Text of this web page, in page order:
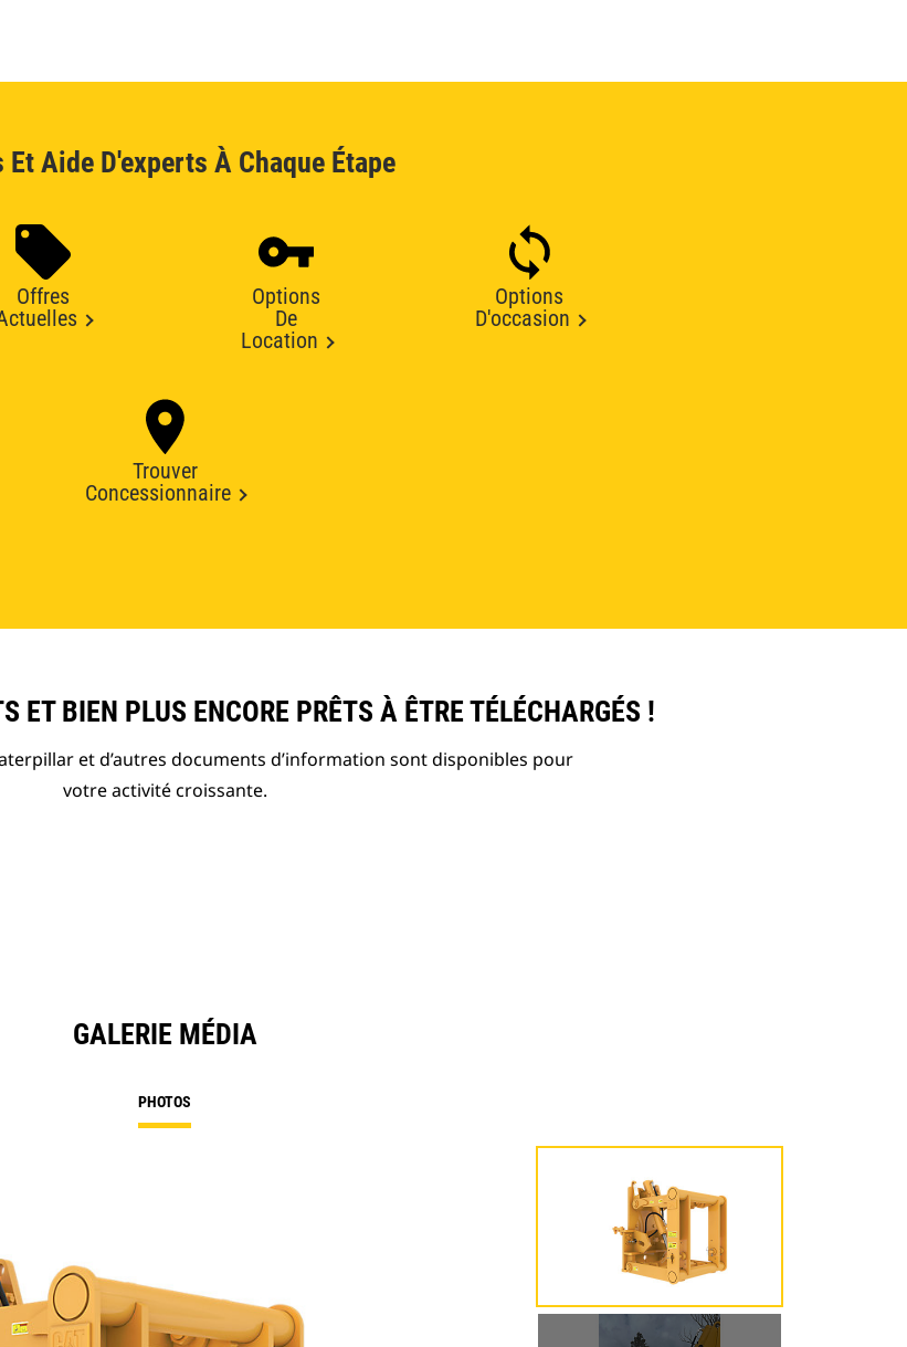
Et Aide D'experts À Chaque Étape
Offres
Options
De
Location
Options
D'occasion
Trouver
Concessionnaire
ET BIEN PLUS ENCORE PRÊTS À ÊTRE TÉLÉCHARGÉS !
et d’autres documents d’information sont disponibles pour
votre activité croissante.
GALERIE MÉDIA
PHOTOS